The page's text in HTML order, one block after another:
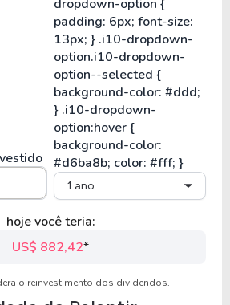
1 ano
hoje você teria:
US$ 882,42*
o reinvestimento dos dividendos.